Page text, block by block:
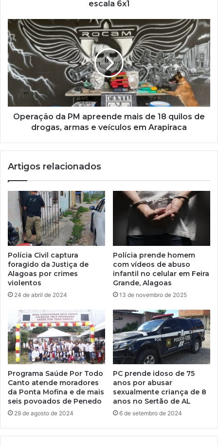
escala 6x1
Operação da PM apreende mais de 18 quilos de
drogas, armas e veículos em Arapiraca
Artigos relacionados
Polícia Civil captura
foragido da Justiça de
Alagoas por crimes
violentos
24 de abril de 2024
Polícia prende homem
com vídeos de abuso
infantil no celular em Feira
Grande, Alagoas
13 de novembro de 2025
Programa Saúde Por Todo
Canto atende moradores
da Ponta Mofina e de mais
seis povoados de Penedo
29 de agosto de 2024
PC prende idoso de 75
anos por abusar
sexualmente criança de 8
anos no Sertão de AL
6 de setembro de 2024